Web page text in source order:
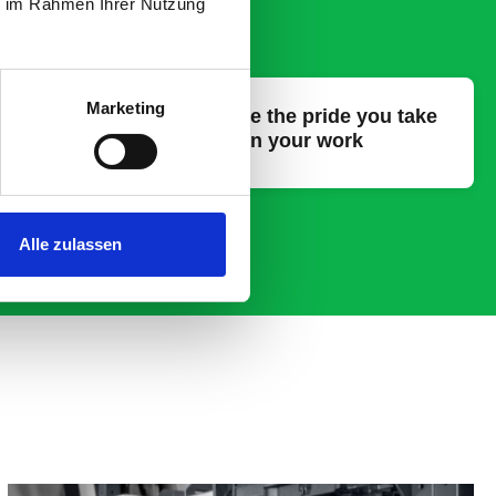
Marketing
Alle zulassen
your
Celebrate the pride you take
in your work